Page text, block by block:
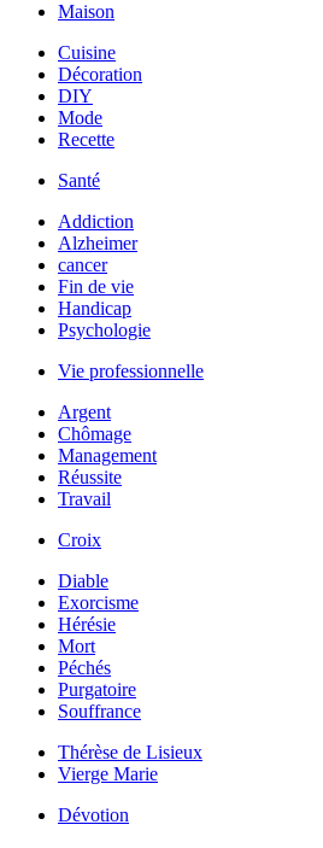
Maison
Cuisine
Décoration
DIY
Mode
Recette
Santé
Addiction
Alzheimer
cancer
Fin de vie
Handicap
Psychologie
Vie professionnelle
Argent
Chômage
Management
Réussite
Travail
Croix
Diable
Exorcisme
Hérésie
Mort
Péchés
Purgatoire
Souffrance
Thérèse de Lisieux
Vierge Marie
Dévotion